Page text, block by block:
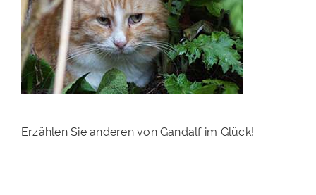
Erzählen Sie anderen von Gandalf im Glück!